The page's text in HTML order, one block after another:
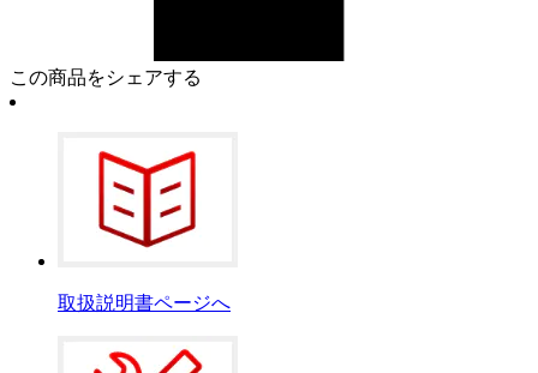
この商品をシェアする
取扱説明書ページへ